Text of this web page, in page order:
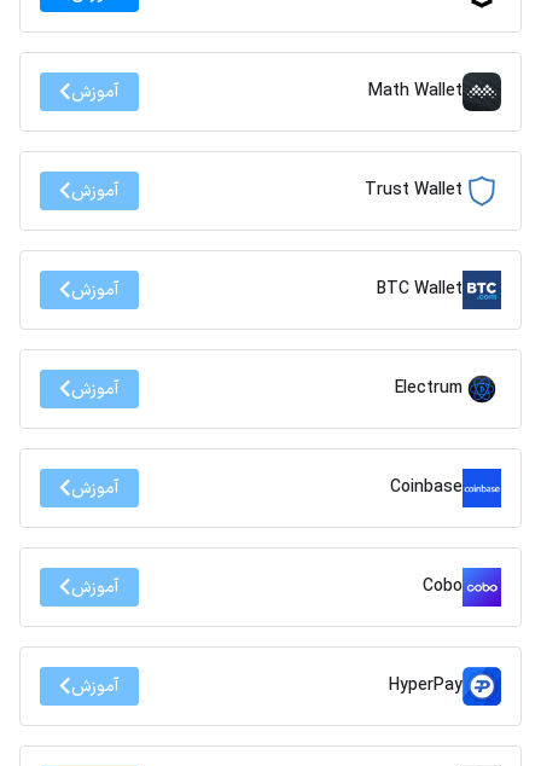
Math Wallet آموزش
Trust Wallet آموزش
BTC Wallet آموزش
Electrum آموزش
Coinbase آموزش
Cobo آموزش
HyperPay آموزش